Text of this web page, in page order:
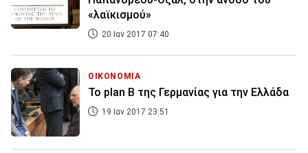
«λαϊκισμού»
20 Ιαν 2017 07:40
ΟΙΚΟΝΟΜΙΑ
Το plan B της Γερμανίας για την Ελλάδα
19 Ιαν 2017 23:51